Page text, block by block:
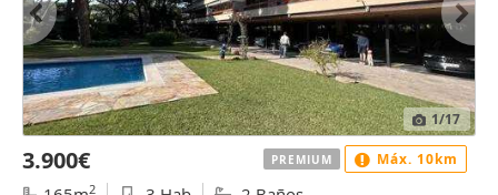
1/17
3.900€
2
PREMIUM Máx. 10km